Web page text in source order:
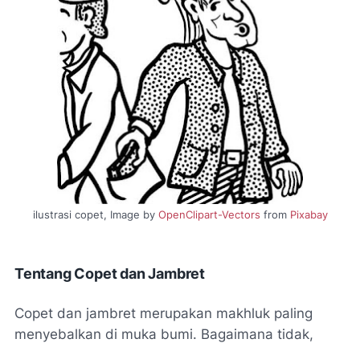
ilustrasi copet, Image by OpenClipart-Vectors from Pixabay
Tentang Copet dan Jambret
Copet dan jambret merupakan makhluk paling
menyebalkan di muka bumi. Bagaimana tidak,